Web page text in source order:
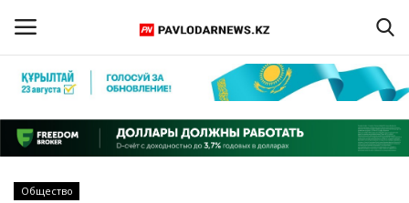
Регистрация
Главная
Общество